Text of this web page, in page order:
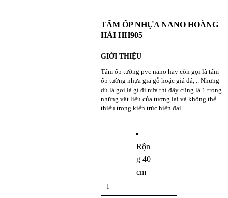
TẤM ỐP NHỰA NANO HOÀNG
HẢI HH905
GIỚI THIỆU
Tấm ốp tường pvc nano hay còn gọi là tấm
ốp tường nhựa giả gỗ hoặc giả đá, .. Nhưng
dù là gọi là gì đi nữa thì đây cũng là 1 trong
những vật liệu của tương lai và không thể
thiếu trong kiến trúc hiện đại.
Rộn
g 40
cm